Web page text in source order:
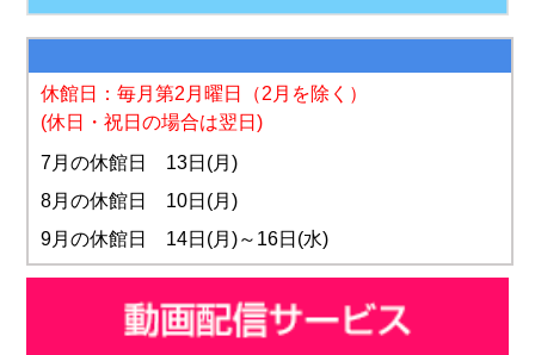
休館日：毎月第2月曜日
（2月を除く）
(休日・祝日の場合は翌日)
7月の休館日 13日(月)
8月の休館日 10日(月)
9月の休館日 14日(月)～16日(水)